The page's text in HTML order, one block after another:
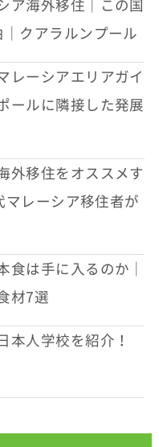
ア海外移住｜この国
クアラルンプール
レーシアエリアガイ
ールに隣接した発展
外移住をオススメす
マレーシア移住者が
食は手に入るのか｜
材7選
本人学校を紹介！